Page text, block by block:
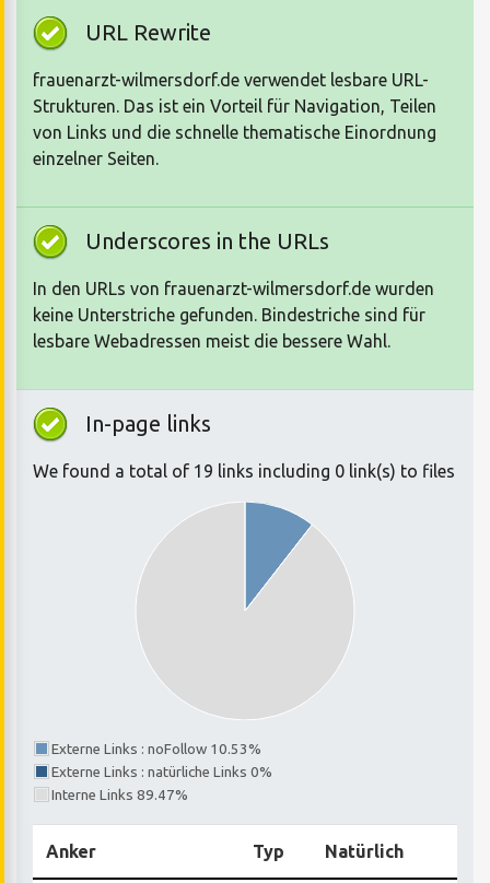
URL Rewrite
frauenarzt-wilmersdorf.de verwendet lesbare URL-
Strukturen. Das ist ein Vorteil für Navigation, Teilen
von Links und die schnelle thematische Einordnung
einzelner Seiten.
Underscores in the URLs
In den URLs von frauenarzt-wilmersdorf.de wurden
keine Unterstriche gefunden. Bindestriche sind für
lesbare Webadressen meist die bessere Wahl.
In-page links
We found a total of 19 links including 0 link(s) to files
Externe Links : noFollow 10.53%
Externe Links : natürliche Links 0%
Interne Links 89.47%
Anker Typ Natürlich